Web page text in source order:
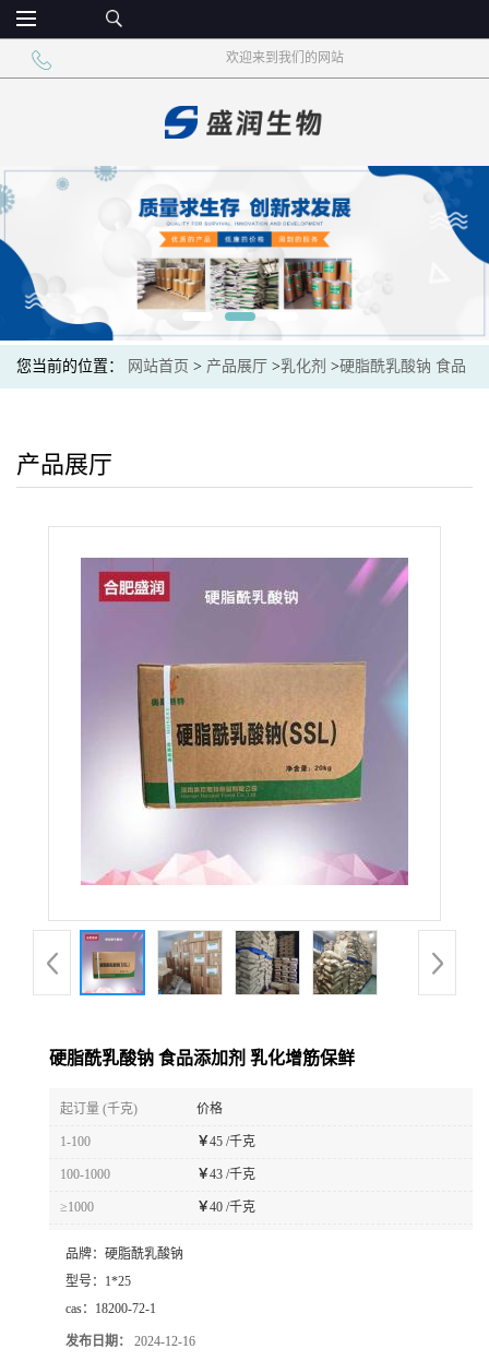
欢迎来到我们的网站
您当前的位置： 网站首页 > 产品展厅 >乳化剂 >硬脂酰乳酸钠 食品
产品展厅
硬脂酰乳酸钠 食品添加剂 乳化增筋保鲜
起订量 (千克) 价格
1-100 ￥45 /千克
100-1000 ￥43 /千克
≥1000 ￥40 /千克
品牌： 硬脂酰乳酸钠
型号： 1*25
cas： 18200-72-1
发布日期： 2024-12-16